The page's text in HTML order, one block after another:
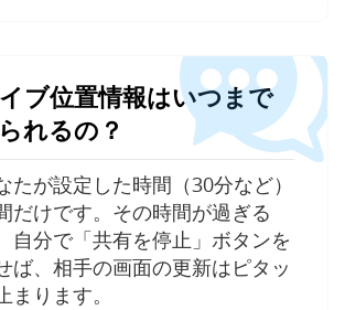
ブ位置情報はいつまで
れるの？
たが設定した時間（30分など）
だけです。その時間が過ぎる
自分で「共有を停止」ボタンを
ば、相手の画面の更新はピタッ
まります。